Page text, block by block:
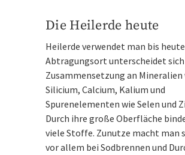
Die Heilerde heute
Heilerde verwendet man bis
Abtragungsort unterscheidet sich
Zusammensetzung an Mineralien
Silicium, Calcium, Kalium und
Spurenelementen wie Selen und
Durch ihre große Oberfläche
viele Stoffe. Zunutze macht man
vor allem bei Sodbrennen und